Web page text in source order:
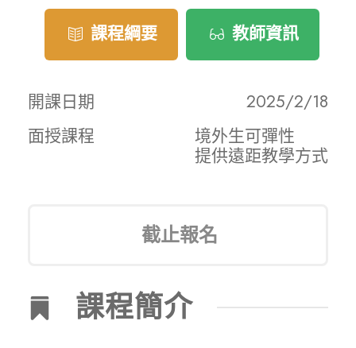
課程綱要 教師資訊
開課日期
2025/2/18
面授課程
境外生可彈性
提供遠距教學方式
截止報名
課程簡介